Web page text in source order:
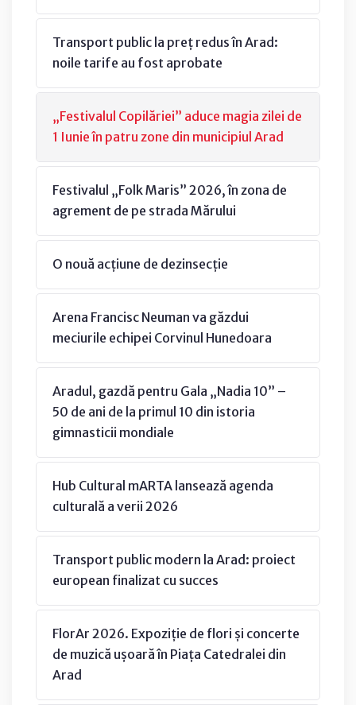
Transport public la preț redus în Arad:
noile tarife au fost aprobate
„Festivalul Copilăriei” aduce magia zilei de
1 Iunie în patru zone din municipiul Arad
Festivalul „Folk Maris” 2026, în zona de
agrement de pe strada Mărului
O nouă acțiune de dezinsecție
Arena Francisc Neuman va găzdui
meciurile echipei Corvinul Hunedoara
Aradul, gazdă pentru Gala „Nadia 10” –
50 de ani de la primul 10 din istoria
gimnasticii mondiale
Hub Cultural mARTA lansează agenda
culturală a verii 2026
Transport public modern la Arad: proiect
european finalizat cu succes
FlorAr 2026. Expoziție de flori și concerte
de muzică ușoară în Piața Catedralei din
Arad